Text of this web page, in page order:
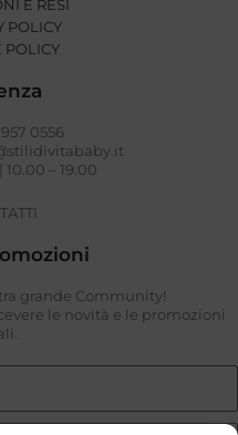
E RESI
POLICY
POLICY
0556
10.00 – 19.00
grande Community!
le novità e le promozioni